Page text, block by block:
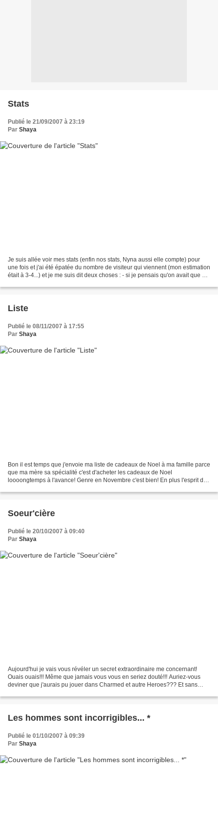
Stats
Publié le 21/09/2007 à 23:19
Par Shaya
Je suis allée voir mes stats (enfin nos stats, Nyna aussi elle compte) pour
une fois et j'ai été épatée du nombre de visiteur qui viennent (mon estimation
était à 3-4...) et je me suis dit deux choses : - si je pensais qu'on avait que 3-
Liste
Publié le 08/11/2007 à 17:55
Par Shaya
Bon il est temps que j'envoie ma liste de cadeaux de Noel à ma famille parce
que ma mère sa spécialité c'est d'acheter les cadeaux de Noel
loooongtemps à l'avance! Genre en Novembre c'est bien! En plus l'esprit de
Soeur'cière
Publié le 20/10/2007 à 09:40
Par Shaya
Aujourd'hui je vais vous révéler un secret extraordinaire me concernant!
Ouais ouais!!! Même que jamais vous vous en seriez douté!!! Auriez-vous
deviner que j'aurais pu jouer dans Charmed et autre Heroes??? Et sans
Les hommes sont incorrigibles... *
Publié le 01/10/2007 à 09:39
Par Shaya